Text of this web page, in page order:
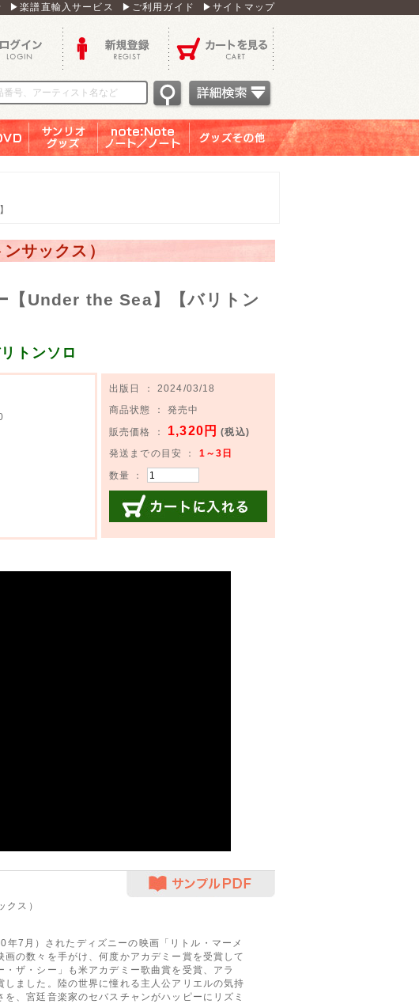
▶楽譜直輸入サービス ▶ご利用ガイド ▶サイトマップ
サックス）
【Under the Sea】【バリトン
トンソロ
出版日 ： 2024/03/18
商品状態 ： 発売中
販売価格 ： 1,320円 (税込)
発送までの目安 ： 1～3日
数量 ：
クス）
7月）されたディズニーの映画「リトル・マーメ
の数々を手がけ、何度かアカデミー賞を受賞して
ザ・シー」も米アカデミー歌曲賞を受賞、アラ
ました。陸の世界に憧れる主人公アリエルの気持
、宮廷音楽家のセバスチャンがハッピーにリズミ